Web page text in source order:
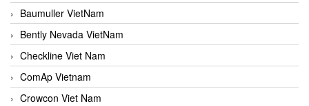
Baumuller VietNam
Bently Nevada VietNam
Checkline Viet Nam
ComAp Vietnam
Crowcon Viet Nam